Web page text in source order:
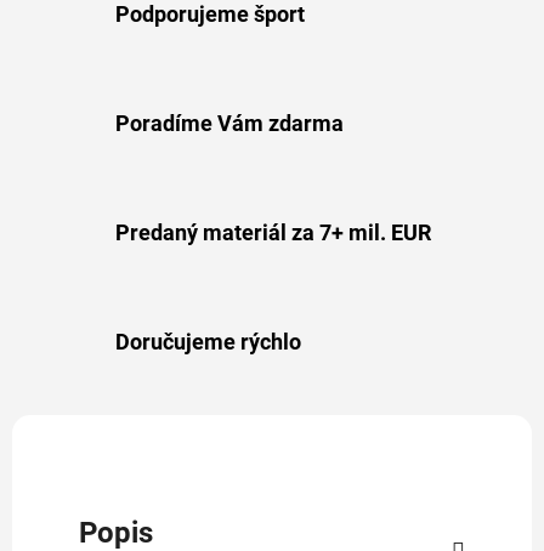
Podporujeme šport
Poradíme Vám zdarma
Predaný materiál za 7+ mil. EUR
Doručujeme rýchlo
Popis